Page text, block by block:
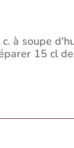
à soupe
15 cl